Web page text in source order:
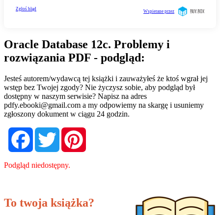
Oracle Database 12c. Problemy i
rozwiązania PDF - podgląd:
Jesteś autorem/wydawcą tej książki i zauważyłeś że ktoś wgrał jej
wstęp bez Twojej zgody? Nie życzysz sobie, aby podgląd był
dostępny w naszym serwisie? Napisz na adres
pdfy.ebooki@gmail.com a my odpowiemy na skargę i usuniemy
zgłoszony dokument w ciągu 24 godzin.
FacebookTwitter
Podgląd niedostępny.
To twoja książka?